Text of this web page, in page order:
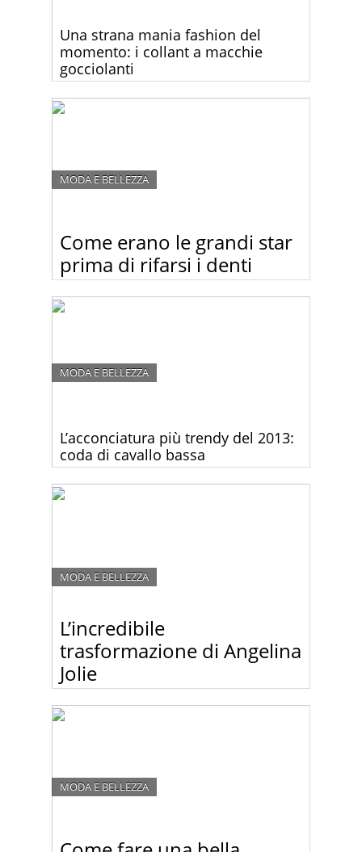
Una strana mania fashion del
momento: i collant a macchie
gocciolanti
collant macchiati? Guardate questa strana
collezione!
Come erano le grandi star
prima di rifarsi i denti
MODA E BELLEZZA
comprarsi “il sorriso da star”.
L’acconciatura più trendy del 2013:
coda di cavallo bassa
MODA E BELLEZZA
più grandi nomi dal mondo della moda, la coda di
cavallo bassa è la scelta giusta per te.
L’incredibile
trasformazione di Angelina
Jolie
MODA E BELLEZZA
belle e sexy del nostro pianeta. Ma non è solo
madre natura quella che ha dotato Angelina di
MODA E BELLEZZA